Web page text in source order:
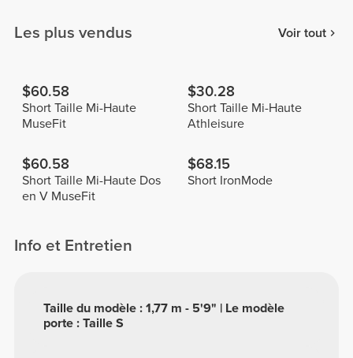
Les plus vendus Voir tout
$60.58
Short Taille Mi-Haute
MuseFit
$30.28
Short Taille Mi-Haute
Athleisure
$60.58
Short Taille Mi-Haute Dos
en V MuseFit
$68.15
Short IronMode
Info et Entretien
Taille du modèle : 1,77 m - 5'9" | Le modèle
porte : Taille S